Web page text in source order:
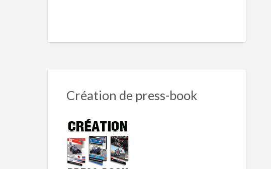
Création de press-book